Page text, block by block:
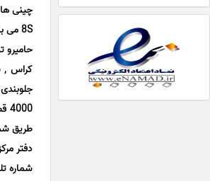
8S می باشد.
طریق
دفتر
شماره